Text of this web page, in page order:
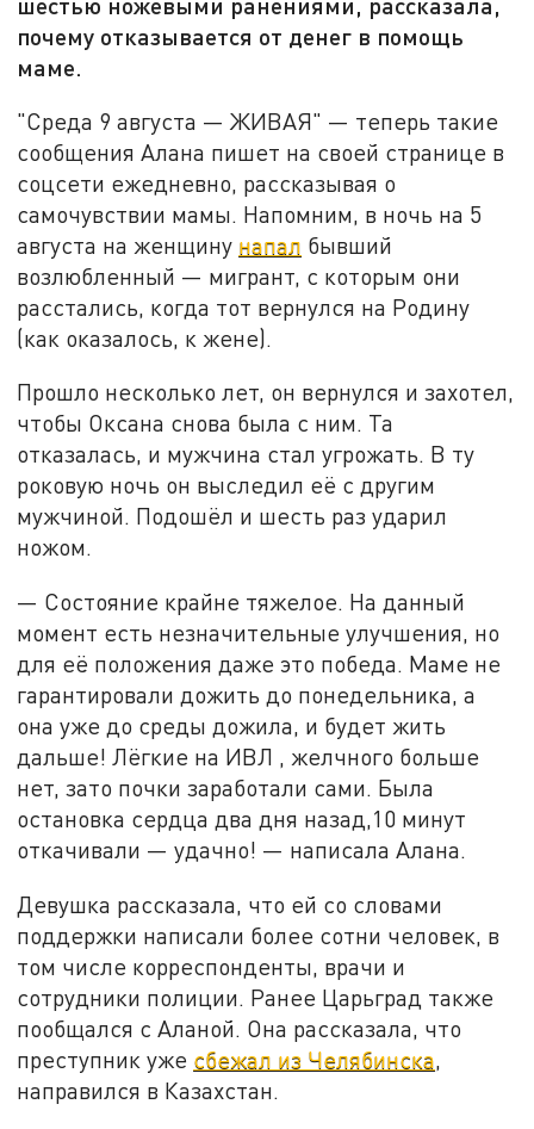
почему отказывается от денег в помощь
маме.
"Среда 9 августа — ЖИВАЯ" — теперь такие
сообщения Алана пишет на своей странице в
соцсети ежедневно, рассказывая о
самочувствии мамы. Напомним, в ночь на 5
августа на женщину напал бывший
возлюбленный — мигрант, с которым они
расстались, когда тот вернулся на Родину
(как оказалось, к жене).
Прошло несколько лет, он вернулся и захотел,
чтобы Оксана снова была с ним. Та
отказалась, и мужчина стал угрожать. В ту
роковую ночь он выследил её с другим
мужчиной. Подошёл и шесть раз ударил
ножом.
— Состояние крайне тяжелое. На данный
момент есть незначительные улучшения, но
для её положения даже это победа. Маме не
гарантировали дожить до понедельника, а
она уже до среды дожила, и будет жить
дальше! Лёгкие на ИВЛ , желчного больше
нет, зато почки заработали сами. Была
остановка сердца два дня назад,10 минут
откачивали — удачно! — написала Алана.
Девушка рассказала, что ей со словами
поддержки написали более сотни человек, в
том числе корреспонденты, врачи и
сотрудники полиции. Ранее Царьград также
пообщался с Аланой. Она рассказала, что
преступник уже сбежал из Челябинска,
направился в Казахстан.